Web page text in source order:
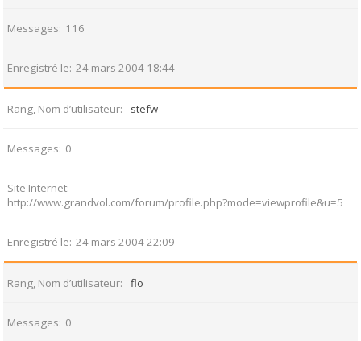
Messages 116
Enregistré le 24 mars 2004 18:44
Rang, Nom d’utilisateur stefw
Messages 0
Site Internet
http://www.grandvol.com/forum/profile.php?mode=viewprofile&u=5
Enregistré le 24 mars 2004 22:09
Rang, Nom d’utilisateur flo
Messages 0